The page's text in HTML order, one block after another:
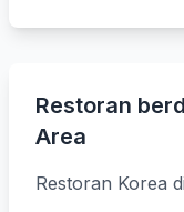
Restoran
Area
Restoran Korea